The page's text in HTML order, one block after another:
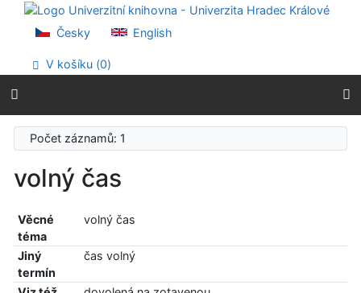
Přejít na obsah
Přejít na menu
Prohlášení o webové přístupnosti
Česky English
V košíku (0)
Počet záznamů: 1
volný čas
Věcné
téma
volný čas
Jiný
termín
čas volný